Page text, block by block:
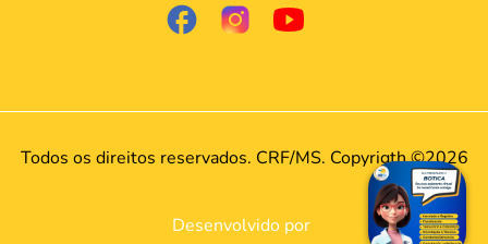
personalizar conteúdo. Ao utilizar este site, você concorda com
o uso de cookies. Para saber mais acesse nossa
Rejeitar
Nos encontre nas redes Sociais